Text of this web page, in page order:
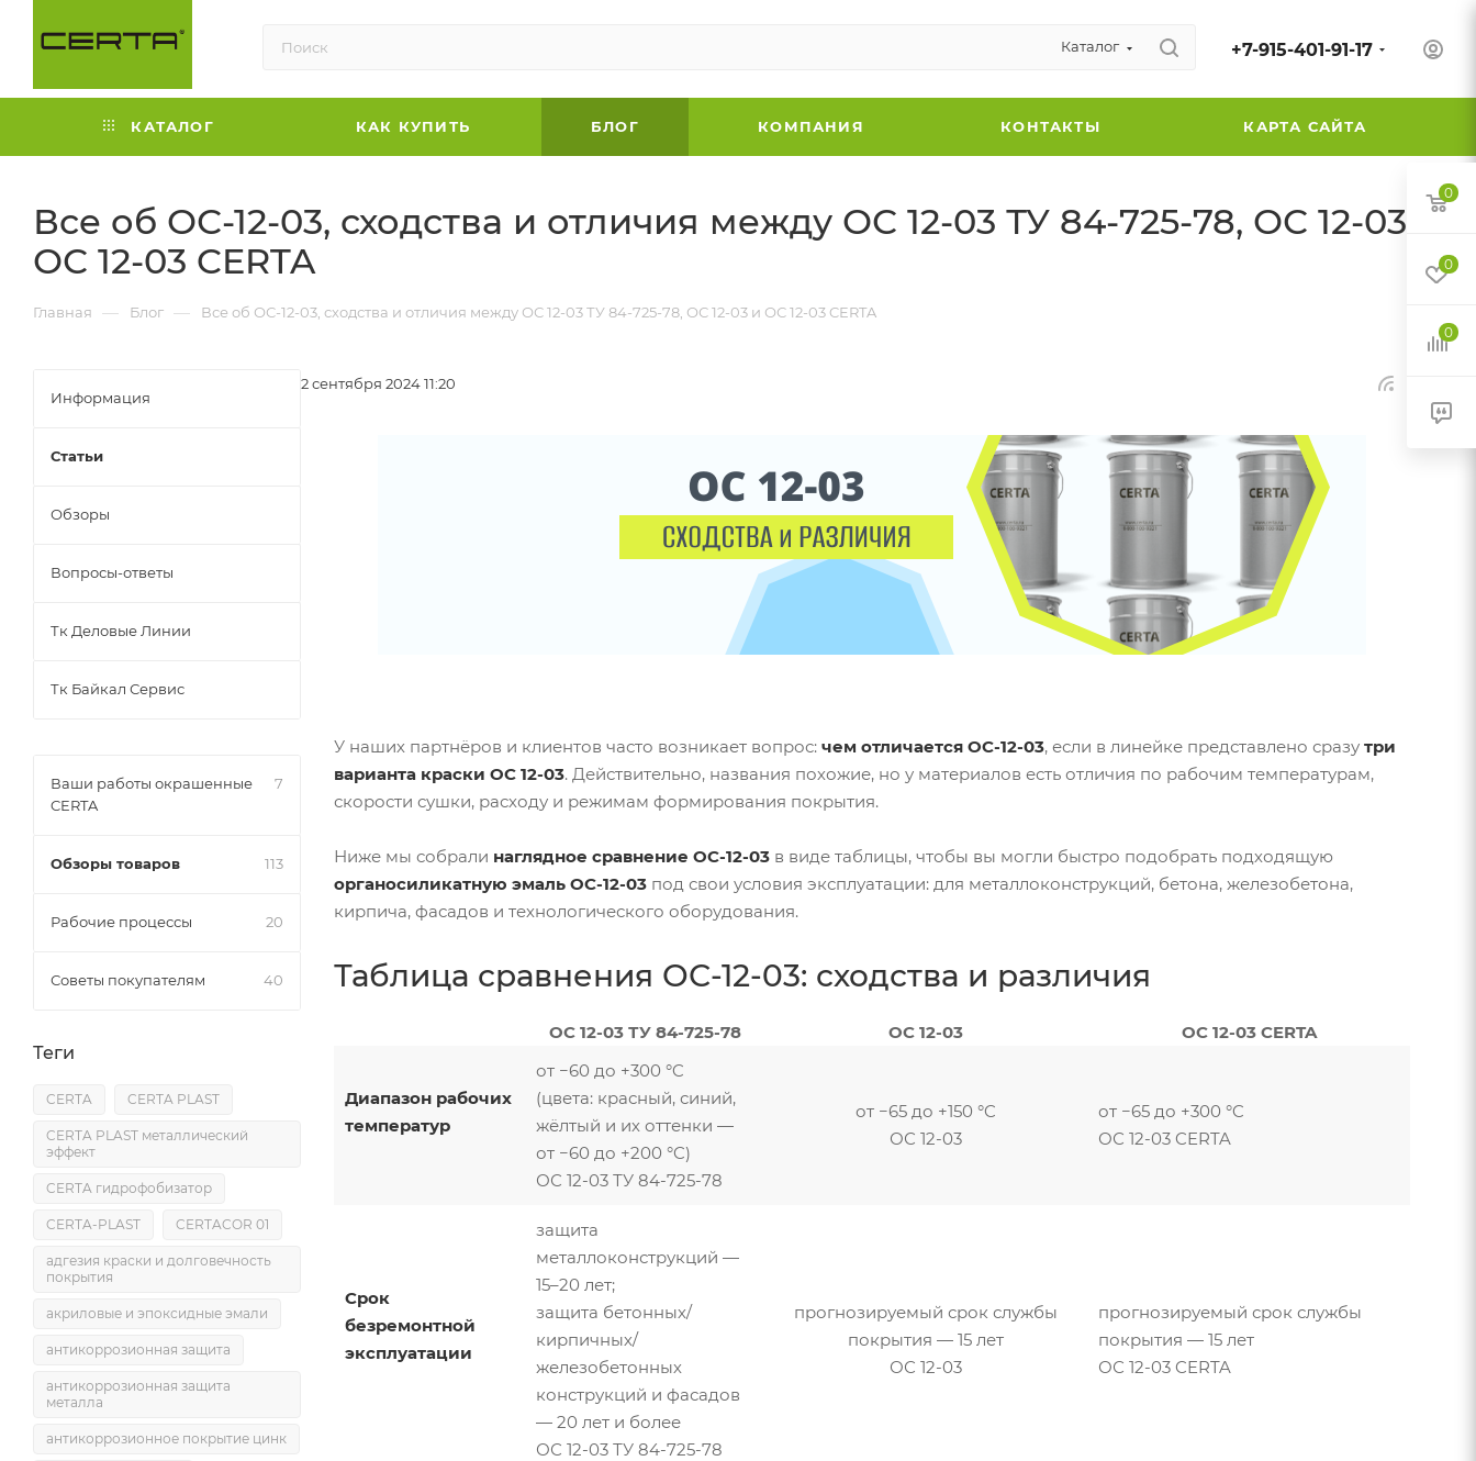
Каталог +7-915-401-91-17
КАТАЛОГ КАК КУПИТЬ БЛОГ КОМПАНИЯ КОНТАКТЫ КАРТА САЙТА
Все об ОС-12-03, сходства и отличия между ОС 12-03 ТУ 84-725-78, ОС 12-03 и
ОС 12-03 CERTA
Главная — Блог — Все об ОС-12-03, сходства и отличия между ОС 12-03 ТУ 84-725-78, ОС 12-03 и ОС 12-03 CERTA
2 сентября 2024 11:20
У наших партнёров и клиентов часто возникает вопрос: чем отличается ОС-12-03, если в линейке представлено сразу три
варианта краски ОС 12-03. Действительно, названия похожие, но у материалов есть отличия по рабочим температурам,
скорости сушки, расходу и режимам формирования покрытия.
Ниже мы собрали наглядное сравнение ОС-12-03 в виде таблицы, чтобы вы могли быстро подобрать подходящую
органосиликатную эмаль ОС-12-03 под свои условия эксплуатации: для металлоконструкций, бетона, железобетона,
кирпича, фасадов и технологического оборудования.
Таблица сравнения ОС-12-03: сходства и различия
ОС 12-03 ТУ 84-725-78 ОС 12-03 ОС 12-03 CERTA
Диапазон рабочих
температур
от −60 до +300 °C
(цвета: красный, синий,
жёлтый и их оттенки —
от −60 до +200 °C)
ОС 12-03 ТУ 84-725-78
от −65 до +150 °C
ОС 12-03
от −65 до +300 °C
ОС 12-03 CERTA
Срок
безремонтной
эксплуатации
защита
металлоконструкций —
15–20 лет;
защита бетонных/
кирпичных/
железобетонных
конструкций и фасадов
— 20 лет и более
ОС 12-03 ТУ 84-725-78
прогнозируемый срок службы
покрытия — 15 лет
ОС 12-03
прогнозируемый срок службы
покрытия — 15 лет
ОС 12-03 CERTA
Информация
Статьи
Обзоры
Вопросы-ответы
Тк Деловые Линии
Тк Байкал Сервис
Ваши работы окрашенные
CERTA
7
Обзоры товаров 113
Рабочие процессы 20
Советы покупателям 40
Теги
CERTA CERTA PLAST
CERTA PLAST металлический
эффект
CERTA гидрофобизатор
CERTA-PLAST CERTACOR 01
адгезия краски и долговечность
покрытия
акриловые и эпоксидные эмали
антикоррозионная защита
антикоррозионная защита
металла
антикоррозионное покрытие цинк
0
0
0